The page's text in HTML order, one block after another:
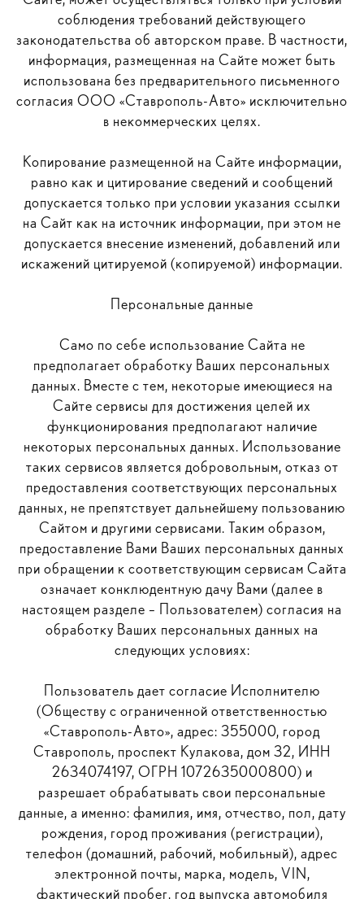
соблюдения требований действующего
законодательства об авторском праве. В частности,
информация, размещенная на Сайте может быть
использована без предварительного письменного
согласия ООО «Ставрополь-Авто» исключительно
в некоммерческих целях.
Копирование размещенной на Сайте информации,
равно как и цитирование сведений и сообщений
допускается только при условии указания ссылки
на Сайт как на источник информации, при этом не
допускается внесение изменений, добавлений или
искажений цитируемой (копируемой) информации.
Персональные данные
Само по себе использование Сайта не
предполагает обработку Ваших персональных
данных. Вместе с тем, некоторые имеющиеся на
Сайте сервисы для достижения целей их
функционирования предполагают наличие
некоторых персональных данных. Использование
таких сервисов является добровольным, отказ от
предоставления соответствующих персональных
данных, не препятствует дальнейшему пользованию
Сайтом и другими сервисами. Таким образом,
предоставление Вами Ваших персональных данных
при обращении к соответствующим сервисам Сайта
означает конклюдентную дачу Вами (далее в
настоящем разделе – Пользователем) согласия на
обработку Ваших персональных данных на
следующих условиях:
Пользователь дает согласие Исполнителю
(Обществу с ограниченной ответственностью
«Ставрополь-Авто», адрес: 355000, город
Ставрополь, проспект Кулакова, дом 32, ИНН
2634074197, ОГРН 1072635000800) и
разрешает обрабатывать свои персональные
данные, а именно: фамилия, имя, отчество, пол, дату
рождения, город проживания (регистрации),
телефон (домашний, рабочий, мобильный), адрес
электронной почты, марка, модель, VIN,
фактический пробег, год выпуска автомобиля